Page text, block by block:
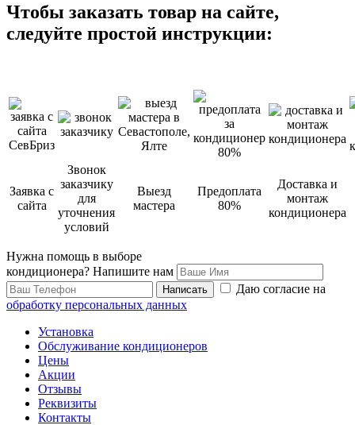
Чтобы заказать товар на сайте,
следуйте простой инструкции:
Заявка с
сайта
Звонок
заказчику
для
уточнения
условий
Выезд
мастера
Предоплата
80%
Доставка и
монтаж
кондиционера
Нужна помощь в выборе
кондиционера? Напишите нам
Написать
Даю согласие на
обработку персональных данных
Установка
Обслуживание кондиционеров
Цены
Акции
Отзывы
Реквизиты
Контакты